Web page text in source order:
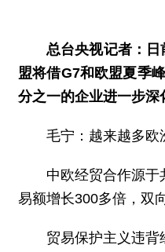
总台央视记者：
盟将借G7和欧盟夏季
分之一的企业进一步
毛宁：越来越多欧
中欧经贸合作源
易额增长300多倍，双
贸易保护主义违